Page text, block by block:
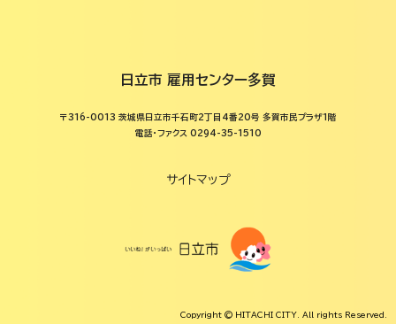
日立市 雇用センター多賀
〒316-0013 茨城県日立市千石町2丁目4番20号 多賀市民プラザ1階
電話・ファクス 0294-35-1510
サイトマップ
Copyright © HITACHI CITY. All rights Reserved.